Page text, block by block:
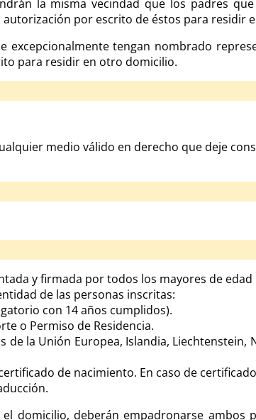
la misma vecindad que los padres
autorización por escrito de éstos para residir
excepcionalmente tengan nombrado
para residir en otro domicilio.
medio válido en derecho que deje
y firmada por todos los mayores de edad
de las personas inscritas:
con 14 años cumplidos).
o Permiso de Residencia.
de la Unión Europea, Islandia, Liechtenstein,
de nacimiento. En caso de
domicilio, deberán empadronarse ambos